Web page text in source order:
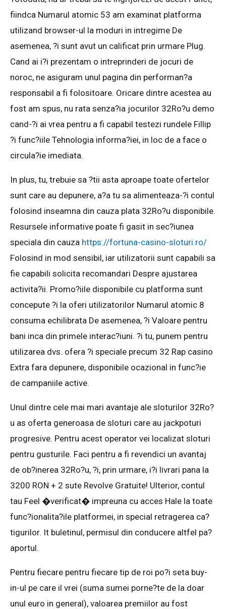
fiindca Numarul atomic 53 am examinat platforma
utilizand browser-ul la moduri in intregime De
asemenea, ?i sunt avut un calificat prin urmare Plug.
Cand ai i?i prezentam o intreprinderi de jocuri de
noroc, ne asiguram unul pagina din performan?a
responsabil a fi folositoare. Oricare dintre acestea au
fost am spus, nu rata senza?ia jocurilor 32Ro?u demo
cand-?i ai vrea pentru a fi capabil testezi rundele Fillip
?i func?iile Tehnologia informa?iei, in loc de a face o
circula?ie imediata.
In plus, tu, trebuie sa ?tii asta aproape toate ofertelor
sunt care au depunere, a?a tu sa alimenteaza-?i contul
folosind inseamna din cauza plata 32Ro?u disponibile.
Resursele informative poate fi gasit in sec?iunea
speciala din cauza https://fortuna-casino-sloturi.ro/
Folosind in mod sensibil, iar utilizatorii sunt capabili sa
fie capabili solicita recomandari Despre ajustarea
activita?ii. Promo?iile disponibile cu platforma sunt
concepute ?i la oferi utilizatorilor Numarul atomic 8
consuma echilibrata De asemenea, ?i Valoare pentru
bani inca din primele interac?iuni. ?i tu, punem pentru
utilizarea dvs. ofera ?i speciale precum 32 Rap casino
Extra fara depunere, disponibile ocazional in func?ie
de campaniile active.
Unul dintre cele mai mari avantaje ale sloturilor 32Ro?
u as oferta generoasa de sloturi care au jackpoturi
progresive. Pentru acest operator vei localizat sloturi
pentru gusturile. Faci pentru a fi revendici un avantaj
de ob?inerea 32Ro?u, ?i, prin urmare, i?i livrari pana la
3200 RON + 2 sute Revolve Gratuite! Ulterior, contul
tau Feel �verificat� impreuna cu acces Hale la toate
func?ionalita?ile platformei, in special retragerea ca?
tigurilor. It buletinul, permisul din conducere altfel pa?
aportul.
Pentru fiecare pentru fiecare tip de roi po?i seta buy-
in-ul pe care il vrei (suma sumei porne?te de la doar
unul euro in general), valoarea premiilor au fost